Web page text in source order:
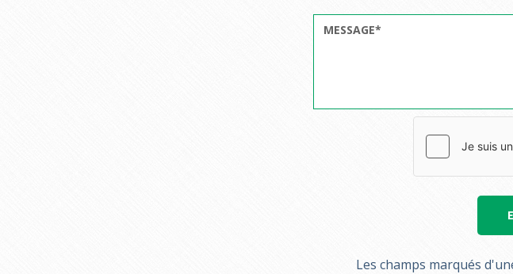
Les champs marqués